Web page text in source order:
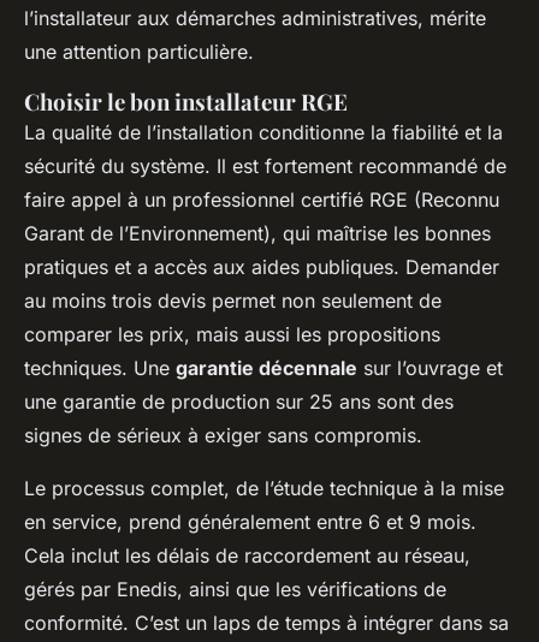
l’installateur aux démarches administratives, mérite
une attention particulière.
Choisir le bon installateur RGE
La qualité de l’installation conditionne la fiabilité et la
sécurité du système. Il est fortement recommandé de
faire appel à un professionnel certifié RGE (Reconnu
Garant de l’Environnement), qui maîtrise les bonnes
pratiques et a accès aux aides publiques. Demander
au moins trois devis permet non seulement de
comparer les prix, mais aussi les propositions
techniques. Une garantie décennale sur l’ouvrage et
une garantie de production sur 25 ans sont des
signes de sérieux à exiger sans compromis.
Le processus complet, de l’étude technique à la mise
en service, prend généralement entre 6 et 9 mois.
Cela inclut les délais de raccordement au réseau,
gérés par Enedis, ainsi que les vérifications de
conformité. C’est un laps de temps à intégrer dans sa